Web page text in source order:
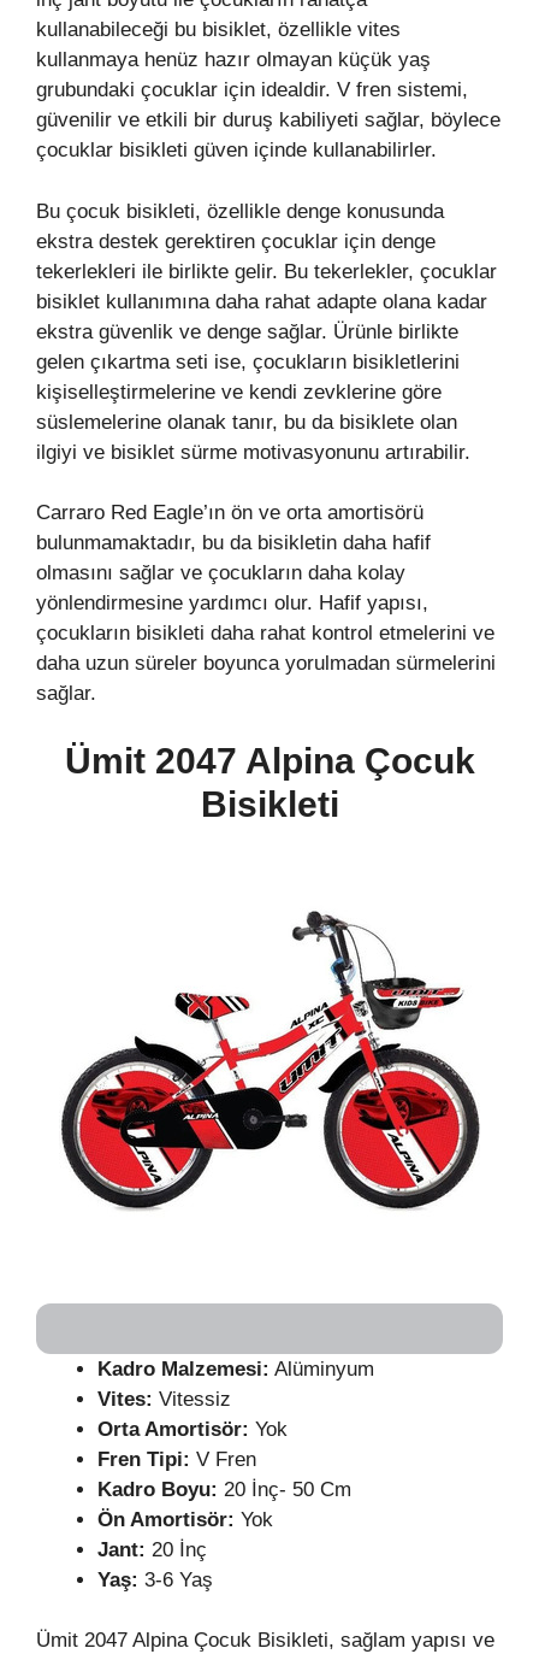
kullanabileceği bu bisiklet, özellikle vites
kullanmaya henüz hazır olmayan küçük yaş
grubundaki çocuklar için idealdir. V fren sistemi,
güvenilir ve etkili bir duruş kabiliyeti sağlar, böylece
çocuklar bisikleti güven içinde kullanabilirler.
Bu çocuk bisikleti, özellikle denge konusunda
ekstra destek gerektiren çocuklar için denge
tekerlekleri ile birlikte gelir. Bu tekerlekler, çocuklar
bisiklet kullanımına daha rahat adapte olana kadar
ekstra güvenlik ve denge sağlar. Ürünle birlikte
gelen çıkartma seti ise, çocukların bisikletlerini
kişiselleştirmelerine ve kendi zevklerine göre
süslemelerine olanak tanır, bu da bisiklete olan
ilgiyi ve bisiklet sürme motivasyonunu artırabilir.
Carraro Red Eagle’ın ön ve orta amortisörü
bulunmamaktadır, bu da bisikletin daha hafif
olmasını sağlar ve çocukların daha kolay
yönlendirmesine yardımcı olur. Hafif yapısı,
çocukların bisikleti daha rahat kontrol etmelerini ve
daha uzun süreler boyunca yorulmadan sürmelerini
sağlar.
Ümit 2047 Alpina Çocuk
Bisikleti
Kadro Malzemesi: Alüminyum
Vites: Vitessiz
Orta Amortisör: Yok
Fren Tipi: V Fren
Kadro Boyu: 20 İnç- 50 Cm
Ön Amortisör: Yok
Jant: 20 İnç
Yaş: 3-6 Yaş
Ümit 2047 Alpina Çocuk Bisikleti, sağlam yapısı ve